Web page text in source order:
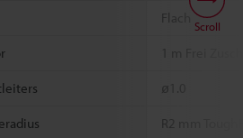
Flach
ø1.0
R2 mm
Scroll